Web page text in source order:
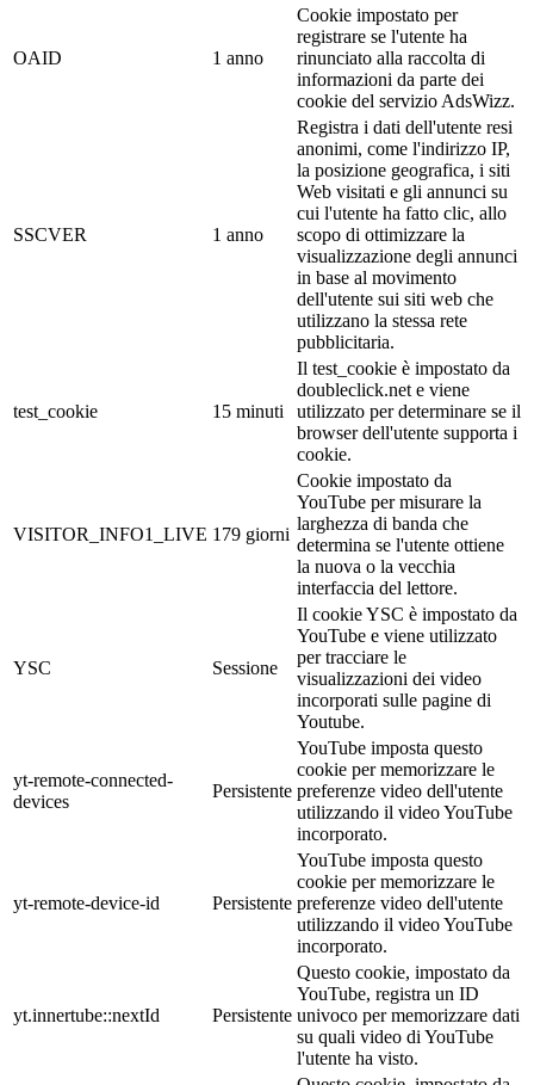
OAID 1 anno
Cookie impostato per
registrare se l'utente ha
rinunciato alla raccolta di
informazioni da parte dei
cookie del servizio AdsWizz.
SSCVER 1 anno
Registra i dati dell'utente resi
anonimi, come l'indirizzo IP,
la posizione geografica, i siti
Web visitati e gli annunci su
cui l'utente ha fatto clic, allo
scopo di ottimizzare la
visualizzazione degli annunci
in base al movimento
dell'utente sui siti web che
utilizzano la stessa rete
pubblicitaria.
test_cookie 15 minuti
Il test_cookie è impostato da
doubleclick.net e viene
utilizzato per determinare se il
browser dell'utente supporta i
cookie.
VISITOR_INFO1_LIVE 179 giorni
Cookie impostato da
YouTube per misurare la
larghezza di banda che
determina se l'utente ottiene
la nuova o la vecchia
interfaccia del lettore.
YSC Sessione
Il cookie YSC è impostato da
YouTube e viene utilizzato
per tracciare le
visualizzazioni dei video
incorporati sulle pagine di
Youtube.
yt-remote-connected-
devices
Persistente
YouTube imposta questo
cookie per memorizzare le
preferenze video dell'utente
utilizzando il video YouTube
incorporato.
yt-remote-device-id Persistente
YouTube imposta questo
cookie per memorizzare le
preferenze video dell'utente
utilizzando il video YouTube
incorporato.
yt.innertube::nextId Persistente
Questo cookie, impostato da
YouTube, registra un ID
univoco per memorizzare dati
su quali video di YouTube
l'utente ha visto.